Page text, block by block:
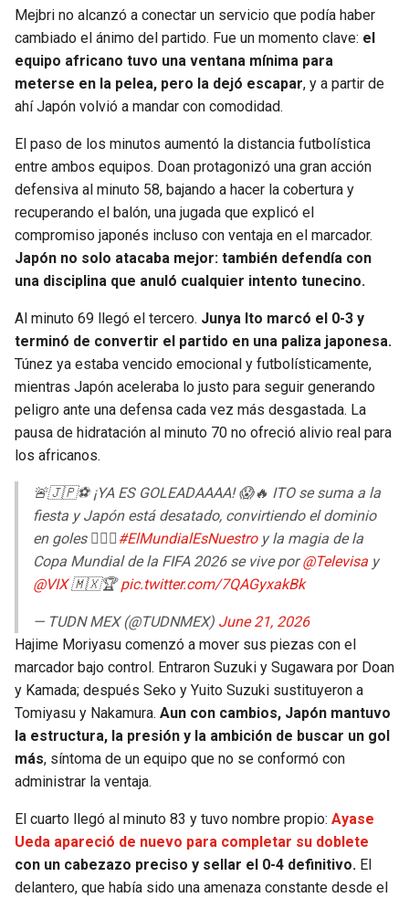
Mejbri no alcanzó a conectar un servicio que podía haber
cambiado el ánimo del partido. Fue un momento clave: el
equipo africano tuvo una ventana mínima para
meterse en la pelea, pero la dejó escapar, y a partir de
ahí Japón volvió a mandar con comodidad.
El paso de los minutos aumentó la distancia futbolística
entre ambos equipos. Doan protagonizó una gran acción
defensiva al minuto 58, bajando a hacer la cobertura y
recuperando el balón, una jugada que explicó el
compromiso japonés incluso con ventaja en el marcador.
Japón no solo atacaba mejor: también defendía con
una disciplina que anuló cualquier intento tunecino.
Al minuto 69 llegó el tercero. Junya Ito marcó el 0-3 y
terminó de convertir el partido en una paliza japonesa.
Túnez ya estaba vencido emocional y futbolísticamente,
mientras Japón aceleraba lo justo para seguir generando
peligro ante una defensa cada vez más desgastada. La
pausa de hidratación al minuto 70 no ofreció alivio real para
los africanos.
🚨🇯🇵⚽ ¡YA ES GOLEADAAAA! 😱🔥 ITO se suma a la
fiesta y Japón está desatado, convirtiendo el dominio
en goles 😮‍💨💙#ElMundialEsNuestroy la magia de la
Copa Mundial de la FIFA 2026 se vive por@Televisa y
@VIX🇲🇽🏆pic.twitter.com/7QAGyxakBk
— TUDN MEX (@TUDNMEX) June 21, 2026
Hajime Moriyasu comenzó a mover sus piezas con el
marcador bajo control. Entraron Suzuki y Sugawara por Doan
y Kamada; después Seko y Yuito Suzuki sustituyeron a
Tomiyasu y Nakamura. Aun con cambios, Japón mantuvo
la estructura, la presión y la ambición de buscar un gol
más, síntoma de un equipo que no se conformó con
administrar la ventaja.
El cuarto llegó al minuto 83 y tuvo nombre propio: Ayase
Ueda apareció de nuevo para completar su doblete
con un cabezazo preciso y sellar el 0-4 definitivo. El
delantero, que había sido una amenaza constante desde el